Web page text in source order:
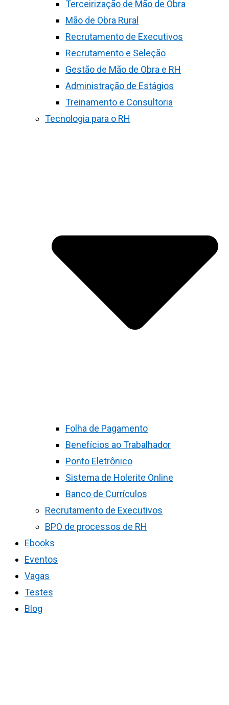
Terceirização de Mão de Obra
Mão de Obra Rural
Recrutamento de Executivos
Recrutamento e Seleção
Gestão de Mão de Obra e RH
Administração de Estágios
Treinamento e Consultoria
Tecnologia para o RH
Folha de Pagamento
Benefícios ao Trabalhador
Ponto Eletrônico
Sistema de Holerite Online
Banco de Currículos
Recrutamento de Executivos
BPO de processos de RH
Ebooks
Eventos
Vagas
Testes
Blog